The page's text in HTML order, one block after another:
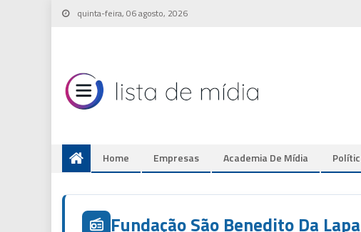
Skip
quinta-feira, 06 agosto, 2026
Home Empresas Academia De Mídia
Fundação São Benedito Da Lapa